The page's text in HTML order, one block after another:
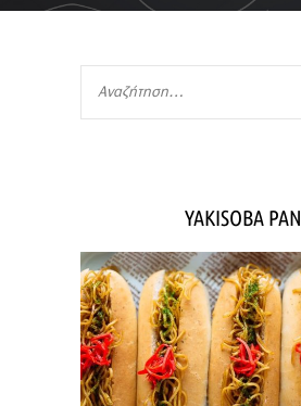
YAKISOBA PAN